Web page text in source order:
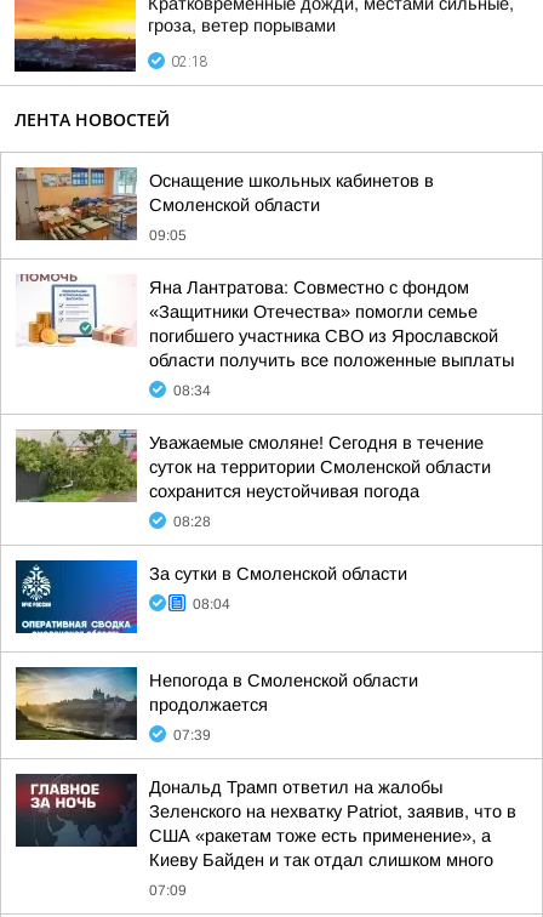
гроза, ветер порывами
02:18
ЛЕНТА НОВОСТЕЙ
Оснащение школьных кабинетов в
Смоленской области
09:05
Яна Лантратова: Совместно с фондом
«Защитники Отечества» помогли семье
погибшего участника СВО из Ярославской
области получить все положенные выплаты
08:34
Уважаемые смоляне! Сегодня в течение
суток на территории Смоленской области
сохранится неустойчивая погода
08:28
За сутки в Смоленской области
08:04
Непогода в Смоленской области
продолжается
07:39
Дональд Трамп ответил на жалобы
Зеленского на нехватку Patriot, заявив, что в
США «ракетам тоже есть применение», а
Киеву Байден и так отдал слишком много
07:09